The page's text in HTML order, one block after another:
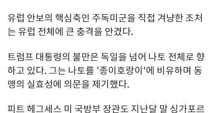
유럽 안보의 핵심축인 주독미군을 직접 겨냥한 조처
는 유럽 전체에 큰 충격을 안겼다.
트럼프 대통령의 불만은 독일을 넘어 나토 전체로 향
하고 있다. 그는 나토를 '종이호랑이'에 비유하며 동
맹의 실효성에 의문을 제기했다.
피트 헤그세스 미 국방부 장관도 지난달 말 싱가포르